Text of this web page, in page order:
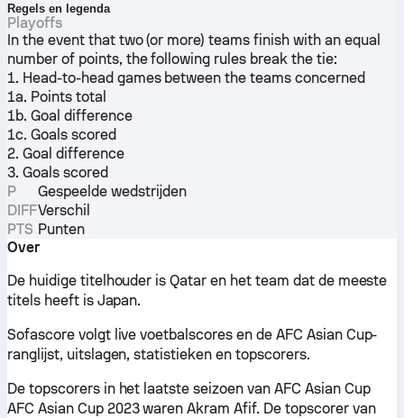
Regels en legenda
Playoffs
In the event that two (or more) teams finish with an equal
number of points, the following rules break the tie:
1. Head-to-head games between the teams concerned
1a. Points total
1b. Goal difference
1c. Goals scored
2. Goal difference
3. Goals scored
P
Gespeelde wedstrijden
DIFFVerschil
PTS Punten
Over
De huidige titelhouder is Qatar en het team dat de meeste
titels heeft is Japan.
Sofascore volgt live voetbalscores en de AFC Asian Cup-
ranglijst, uitslagen, statistieken en topscorers.
De topscorers in het laatste seizoen van AFC Asian Cup
AFC Asian Cup 2023 waren Akram Afif. De topscorer van